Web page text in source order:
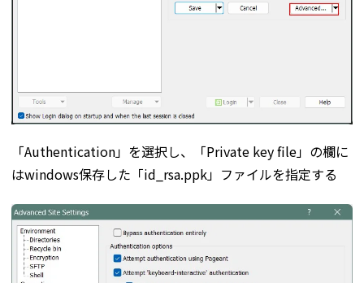
「Authentication」を選択し、「Private key file」の欄に
はwindows保存した「id_rsa.ppk」ファイルを指定する